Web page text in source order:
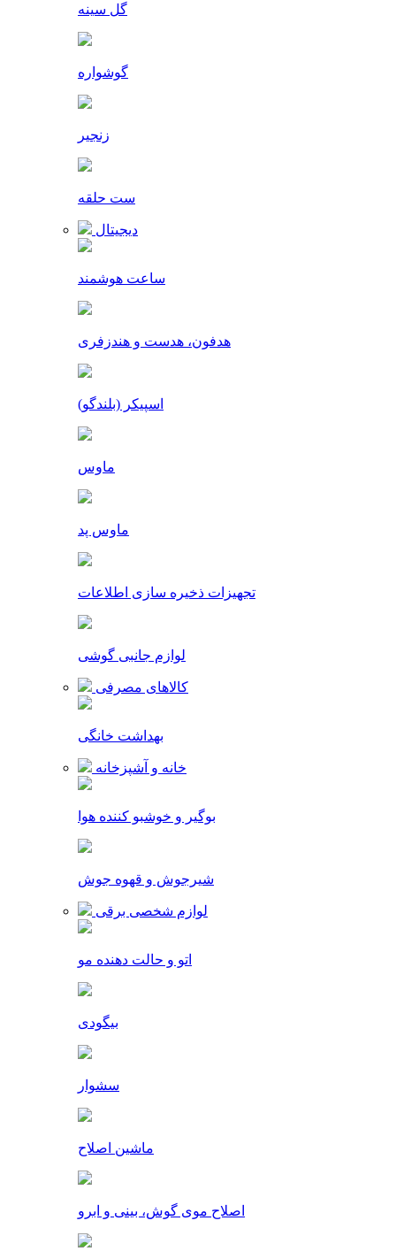
گل سینه
گوشواره
زنجیر
ست حلقه
دیجیتال
ساعت هوشمند
هدفون، هدست و هندزفری
اسپیکر (بلندگو)
ماوس
ماوس پد
تجهیزات ذخیره سازی اطلاعات
لوازم جانبی گوشی
کالاهای مصرفی
بهداشت خانگی
خانه و آشپزخانه
بوگیر و خوشبو کننده هوا
شیرجوش و قهوه جوش
لوازم شخصی برقی
اتو و حالت دهنده مو
بیگودی
سشوار
ماشین اصلاح
اصلاح موی گوش، بینی و ابرو